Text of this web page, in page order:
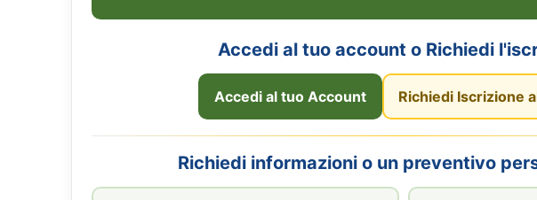
Accedi al tuo account o Richiedi
Accedi al tuo Account Richiedi Iscrizione
Richiedi informazioni o un preventivo